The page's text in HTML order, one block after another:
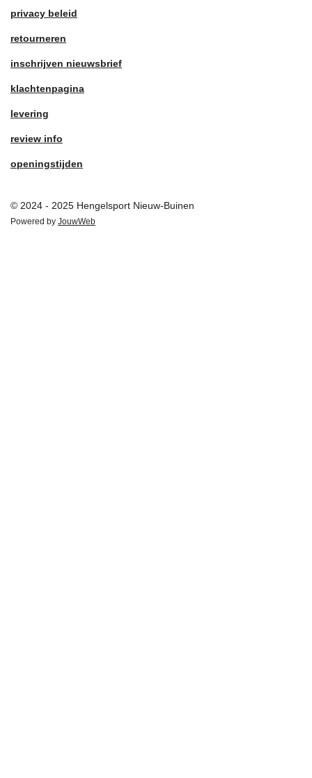
privacy beleid
retourneren
inschrijven nieuwsbrief
klachtenpagina
levering
review info
openingstijden
© 2024 - 2025 Hengelsport Nieuw-Buinen
Powered by JouwWeb